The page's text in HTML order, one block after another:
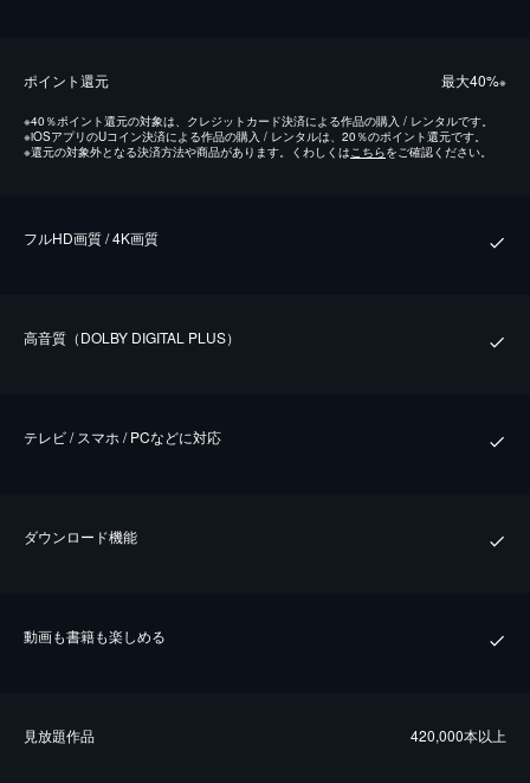
ポイント還元 最⼤40%※
※40％ポイント還元の対象は、クレジットカード決済による作品の購入 / レンタルです。
※iOSアプリのUコイン決済による作品の購入 / レンタルは、20％のポイント還元です。
※還元の対象外となる決済方法や商品があります。くわしくはこちらをご確認ください。
フルHD画質 / 4K画質
⾼⾳質（DOLBY DIGITAL PLUS）
テレビ / スマホ / PCなどに対応
ダウンロード機能
動画も書籍も楽しめる
⾒放題作品 420,000本以上